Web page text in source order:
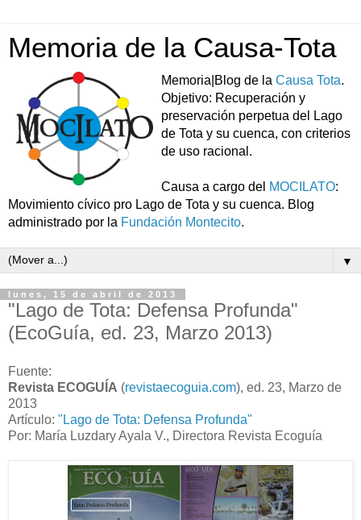
Memoria de la Causa-Tota
Memoria|Blog de la Causa Tota.
Objetivo: Recuperación y
preservación perpetua del Lago
de Tota y su cuenca, con criterios
de uso racional.
Causa a cargo del MOCILATO:
Movimiento cívico pro Lago de Tota y su cuenca. Blog
administrado por la Fundación Montecito.
▼
lunes, 15 de abril de 2013
"Lago de Tota: Defensa Profunda"
(EcoGuía, ed. 23, Marzo 2013)
Fuente:
Revista ECOGUÍA (revistaecoguia.com), ed. 23, Marzo de
2013
Artículo: "Lago de Tota: Defensa Profunda"
Por: María Luzdary Ayala V., Directora Revista Ecoguía